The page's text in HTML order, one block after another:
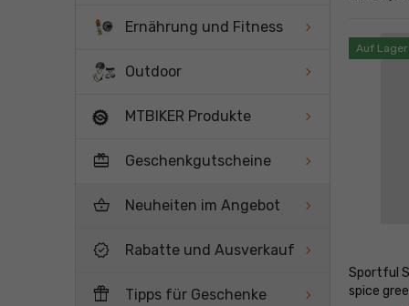
Ernährung und Fitness
Outdoor
MTBIKER Produkte
card_giftcard Geschenkgutscheine
shopping_basket Neuheiten im Angebot
new_releases Rabatte und Ausverkauf
featured_seasonal_and_gifts Tipps für Geschenke
Auf
Sportful
spice